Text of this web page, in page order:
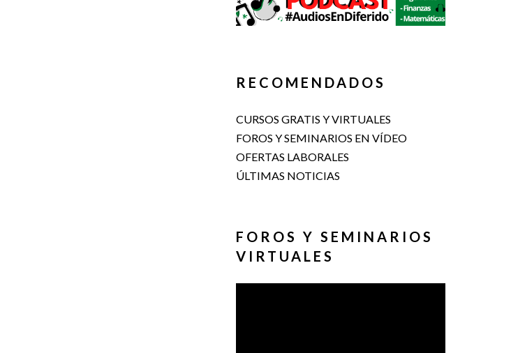
RECOMENDADOS
CURSOS GRATIS Y VIRTUALES
FOROS Y SEMINARIOS EN VÍDEO
OFERTAS LABORALES
ÚLTIMAS NOTICIAS
FOROS Y SEMINARIOS
VIRTUALES